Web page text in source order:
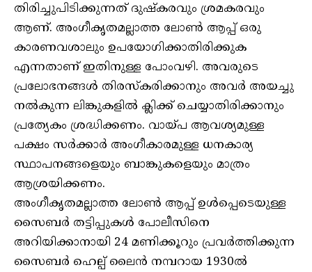
തിരിച്ചുപിടിക്കുന്നത് ദുഷ്കരവും ശ്രമകരവും
ആണ്. അംഗീകൃതമല്ലാത്ത ലോണ്‍ ആപ്പ് ഒരു
കാരണവശാലും ഉപയോഗിക്കാതിരിക്കുക
എന്നതാണ് ഇതിനുള്ള പോംവഴി. അവരുടെ
പ്രലോഭനങ്ങള്‍ തിരസ്കരിക്കാനും അവര്‍ അയച്ചു
നല്‍കുന്ന ലിങ്കുകളില്‍ ക്ലിക്ക് ചെയ്യാതിരിക്കാനും
പ്രത്യേകം ശ്രദ്ധിക്കണം. വായ്പ ആവശ്യമുള്ള
പക്ഷം സര്‍ക്കാര്‍ അംഗീകാരമുള്ള ധനകാര്യ
സ്ഥാപനങ്ങളെയും ബാങ്കുകളെയും മാത്രം
ആശ്രയിക്കണം.
അംഗീകൃതമല്ലാത്ത ലോണ്‍ ആപ്പ് ഉള്‍പ്പെടെയുള്ള
സൈബര്‍ തട്ടിപ്പുകള്‍ പോലീസിനെ
അറിയിക്കാനായി 24 മണിക്കൂറും പ്രവര്‍ത്തിക്കുന്ന
സൈബര്‍ ഹെല്പ് ലൈന്‍ നമ്പറായ 1930ല്‍